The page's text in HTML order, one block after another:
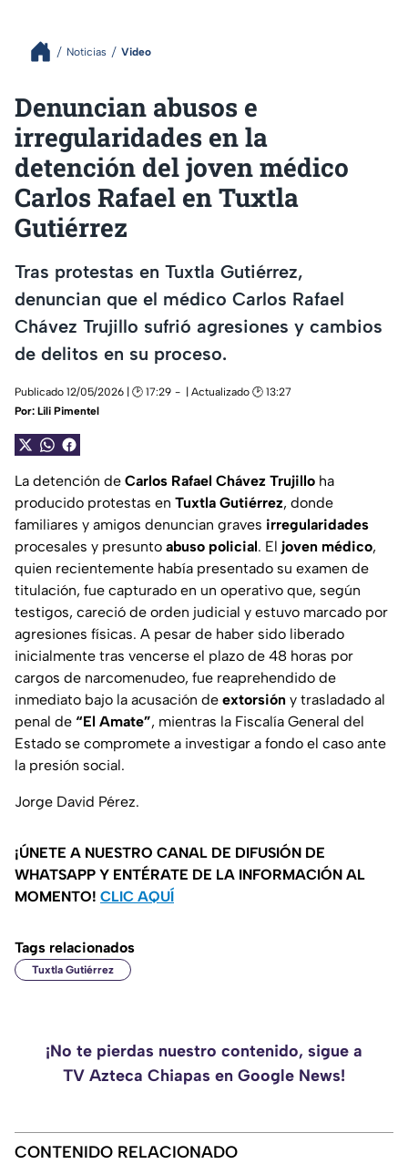
Noticias Video
Denuncian abusos e
irregularidades en la
detención del joven médico
Carlos Rafael en Tuxtla
Gutiérrez
Tras protestas en Tuxtla Gutiérrez,
denuncian que el médico Carlos Rafael
Chávez Trujillo sufrió agresiones y cambios
de delitos en su proceso.
Publicado 12/05/2026 | 🕑 17:29
| Actualizado 🕑 13:27
Por: Lili Pimentel
La detención de Carlos Rafael Chávez Trujillo ha
producido protestas en Tuxtla Gutiérrez, donde
familiares y amigos denuncian graves irregularidades
procesales y presunto abuso policial. El joven médico,
quien recientemente había presentado su examen de
titulación, fue capturado en un operativo que, según
testigos, careció de orden judicial y estuvo marcado por
agresiones físicas. A pesar de haber sido liberado
inicialmente tras vencerse el plazo de 48 horas por
cargos de narcomenudeo, fue reaprehendido de
inmediato bajo la acusación de extorsión y trasladado al
penal de “El Amate”, mientras la Fiscalía General del
Estado se compromete a investigar a fondo el caso ante
la presión social.
Jorge David Pérez.
¡ÚNETE A NUESTRO CANAL DE DIFUSIÓN DE
WHATSAPP Y ENTÉRATE DE LA INFORMACIÓN AL
MOMENTO! CLIC AQUÍ
Tags relacionados
Tuxtla Gutiérrez
¡No te pierdas nuestro contenido, sigue a
TV Azteca Chiapas en Google News!
CONTENIDO RELACIONADO